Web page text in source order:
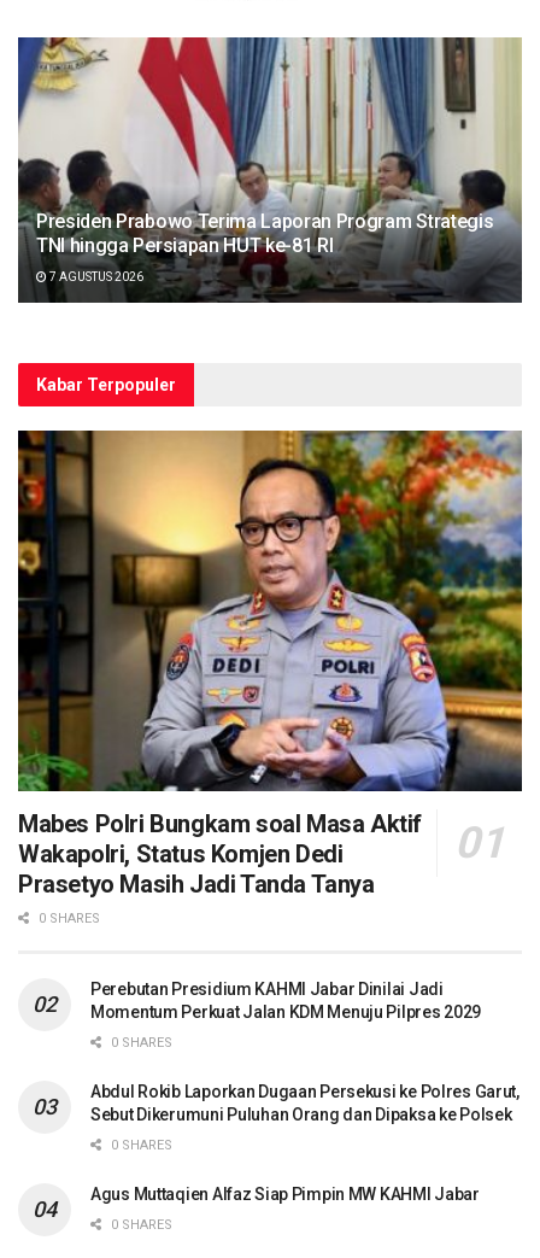
Presiden Prabowo Terima Laporan Program Strategis
TNI hingga Persiapan HUT ke-81 RI
7 AGUSTUS 2026
Kabar Terpopuler
Mabes Polri Bungkam soal Masa Aktif
Wakapolri, Status Komjen Dedi
Prasetyo Masih Jadi Tanda Tanya
0 SHARES
Perebutan Presidium KAHMI Jabar Dinilai Jadi
Momentum Perkuat Jalan KDM Menuju Pilpres 2029
0 SHARES
Abdul Rokib Laporkan Dugaan Persekusi ke Polres Garut,
Sebut Dikerumuni Puluhan Orang dan Dipaksa ke Polsek
0 SHARES
Agus Muttaqien Alfaz Siap Pimpin MW KAHMI Jabar
0 SHARES